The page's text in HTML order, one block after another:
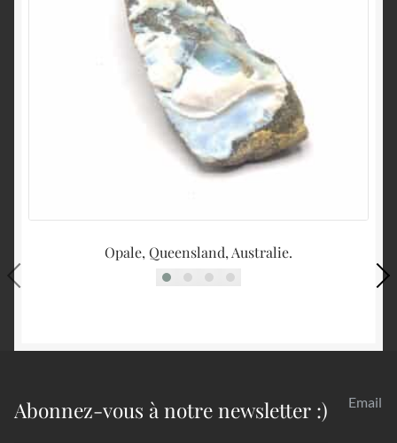
Opale, Queensland, Australie.
Abonnez-vous à notre newsletter :) Email